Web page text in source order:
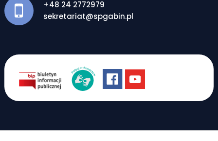
+48 24 2772979
sekretariat@spgabin.pl